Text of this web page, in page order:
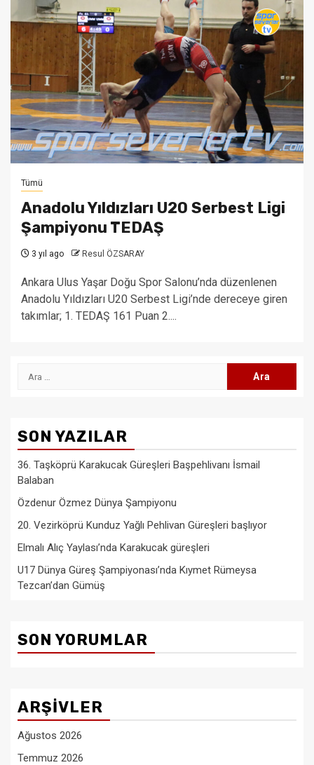
Tümü
Anadolu Yıldızları U20 Serbest Ligi
Şampiyonu TEDAŞ
3 yıl ago Resul ÖZSARAY
Ankara Ulus Yaşar Doğu Spor Salonu’nda düzenlenen
Anadolu Yıldızları U20 Serbest Ligi’nde dereceye giren
takımlar; 1. TEDAŞ 161 Puan 2....
Arama:
SON YAZILAR
36. Taşköprü Karakucak Güreşleri Başpehlivanı İsmail
Balaban
Özdenur Özmez Dünya Şampiyonu
20. Vezirköprü Kunduz Yağlı Pehlivan Güreşleri başlıyor
Elmalı Alıç Yaylası’nda Karakucak güreşleri
U17 Dünya Güreş Şampiyonası’nda Kıymet Rümeysa
Tezcan’dan Gümüş
SON YORUMLAR
ARŞIVLER
Ağustos 2026
Temmuz 2026